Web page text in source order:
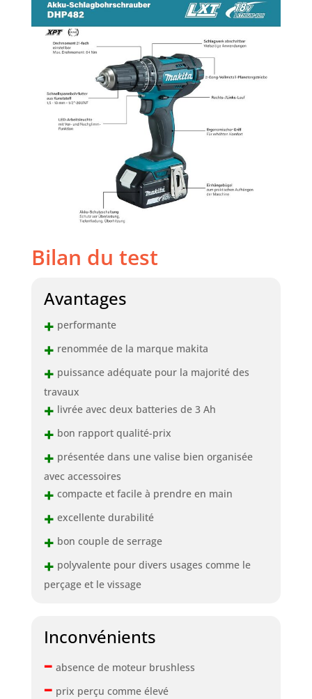
Bilan du test
Avantages
+ performante
+ renommée de la marque makita
+ puissance adéquate pour la majorité des
travaux
+ livrée avec deux batteries de 3 Ah
+ bon rapport qualité-prix
+ présentée dans une valise bien organisée
avec accessoires
+ compacte et facile à prendre en main
+ excellente durabilité
+ bon couple de serrage
+ polyvalente pour divers usages comme le
perçage et le vissage
Inconvénients
– absence de moteur brushless
– prix perçu comme élevé